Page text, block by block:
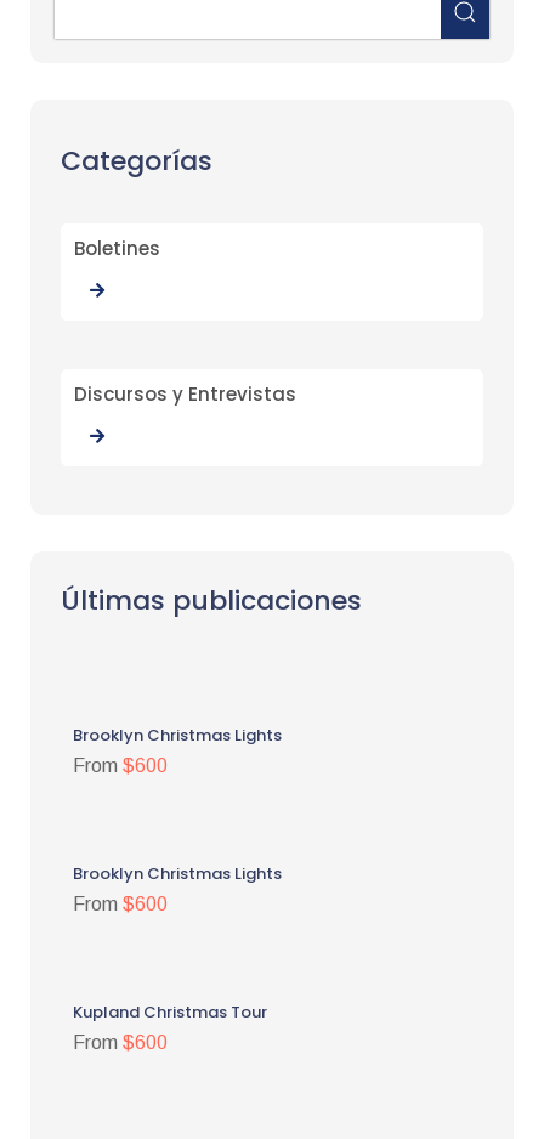
Categorías
Boletines
Discursos y Entrevistas
Últimas publicaciones
Brooklyn Christmas Lights
From $600
Brooklyn Christmas Lights
From $600
Kupland Christmas Tour
From $600